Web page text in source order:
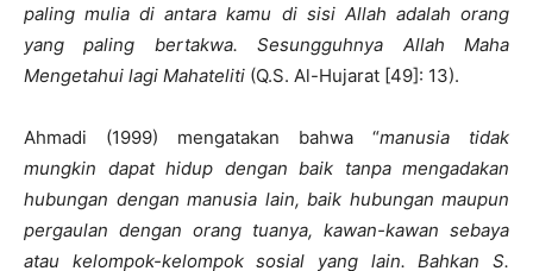
paling mulia di antara kamu di sisi Allah adalah orang
yang paling bertakwa. Sesungguhnya Allah Maha
Mengetahui lagi Mahateliti (Q.S. Al-Hujarat [49]: 13).
Ahmadi (1999) mengatakan bahwa “manusia tidak
mungkin dapat hidup dengan baik tanpa mengadakan
hubungan dengan manusia lain, baik hubungan maupun
pergaulan dengan orang tuanya, kawan-kawan sebaya
atau kelompok-kelompok sosial yang lain. Bahkan S.